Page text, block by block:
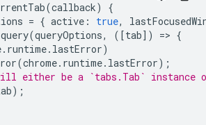
(callback)
{
= { active : true,
query(queryOptions, ([tab]) => {
. runtime. lastError)
(chrome. runtime. lastError);
either be a `tabs.Tab` instance
);